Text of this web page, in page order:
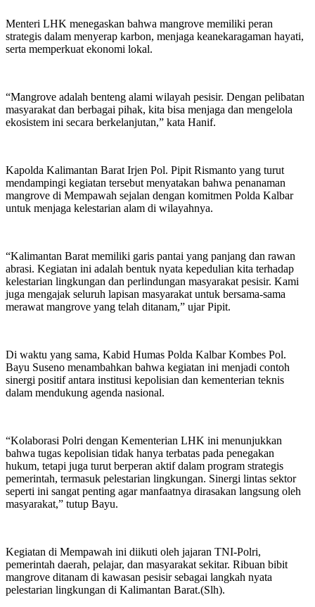
Menteri LHK menegaskan bahwa mangrove memiliki peran
strategis dalam menyerap karbon, menjaga keanekaragaman hayati,
serta memperkuat ekonomi lokal.
“Mangrove adalah benteng alami wilayah pesisir. Dengan pelibatan
masyarakat dan berbagai pihak, kita bisa menjaga dan mengelola
ekosistem ini secara berkelanjutan,” kata Hanif.
Kapolda Kalimantan Barat Irjen Pol. Pipit Rismanto yang turut
mendampingi kegiatan tersebut menyatakan bahwa penanaman
mangrove di Mempawah sejalan dengan komitmen Polda Kalbar
untuk menjaga kelestarian alam di wilayahnya.
“Kalimantan Barat memiliki garis pantai yang panjang dan rawan
abrasi. Kegiatan ini adalah bentuk nyata kepedulian kita terhadap
kelestarian lingkungan dan perlindungan masyarakat pesisir. Kami
juga mengajak seluruh lapisan masyarakat untuk bersama-sama
merawat mangrove yang telah ditanam,” ujar Pipit.
Di waktu yang sama, Kabid Humas Polda Kalbar Kombes Pol.
Bayu Suseno menambahkan bahwa kegiatan ini menjadi contoh
sinergi positif antara institusi kepolisian dan kementerian teknis
dalam mendukung agenda nasional.
“Kolaborasi Polri dengan Kementerian LHK ini menunjukkan
bahwa tugas kepolisian tidak hanya terbatas pada penegakan
hukum, tetapi juga turut berperan aktif dalam program strategis
pemerintah, termasuk pelestarian lingkungan. Sinergi lintas sektor
seperti ini sangat penting agar manfaatnya dirasakan langsung oleh
masyarakat,” tutup Bayu.
Kegiatan di Mempawah ini diikuti oleh jajaran TNI-Polri,
pemerintah daerah, pelajar, dan masyarakat sekitar. Ribuan bibit
mangrove ditanam di kawasan pesisir sebagai langkah nyata
pelestarian lingkungan di Kalimantan Barat.(Slh).